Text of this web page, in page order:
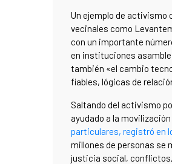
Un ejemplo de activismo
vecinales como
con un importante
en instituciones
también «el cambio
fiables, lógicas de
Saltando del activismo
ayudado a la
particulares, registró en
millones de personas se
justicia social,